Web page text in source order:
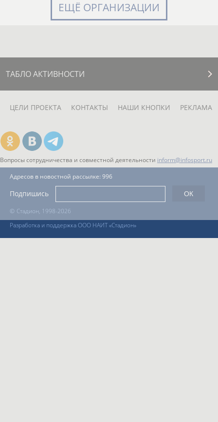
ЕЩЁ ОРГАНИЗАЦИИ
ТАБЛО АКТИВНОСТИ
ЦЕЛИ ПРОЕКТА КОНТАКТЫ НАШИ КНОПКИ РЕКЛАМА
Вопросы сотрудничества и совместной деятельности inform@infosport.ru
© Стадион, 1998-2026
Разработка и поддержка ООО НАИТ «Стадион»
Адресов в новостной рассылке: 996
Подпишись